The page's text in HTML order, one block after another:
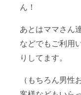
ん！
あとはママさん
などでもご利用
りしてます。
（もちろん男性